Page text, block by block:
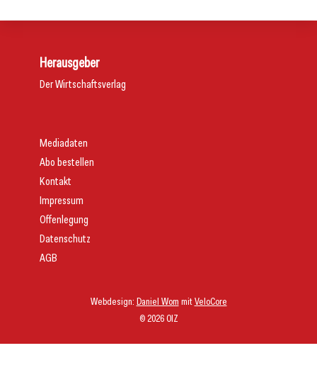
Herausgeber
Der Wirtschaftsverlag
© 2026 OIZ
Webdesign: Daniel Wom mitVeloCore
Mediadaten
Abo bestellen
Kontakt
Impressum
Offenlegung
Datenschutz
AGB